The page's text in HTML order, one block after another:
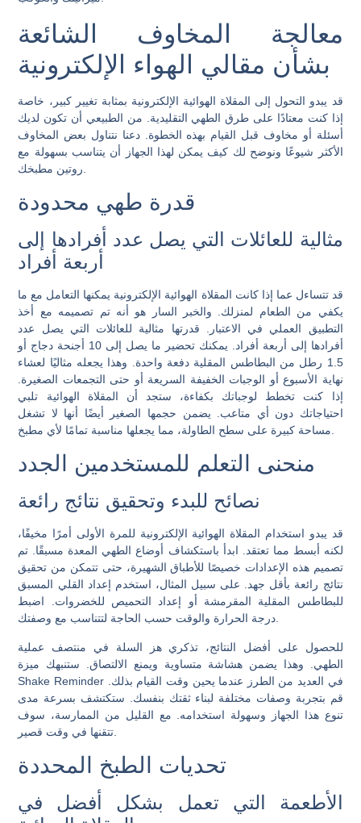
معالجة المخاوف الشائعة
بشأن مقالي الهواء الإلكترونية
قد يبدو التحول إلى المقلاة الهوائية الإلكترونية بمثابة تغيير كبير، خاصة
إذا كنت معتادًا على طرق الطهي التقليدية. من الطبيعي أن تكون لديك
أسئلة أو مخاوف قبل القيام بهذه الخطوة. دعنا نتناول بعض المخاوف
الأكثر شيوعًا ونوضح لك كيف يمكن لهذا الجهاز أن يتناسب بسهولة مع
قدرة طهي محدودة
مثالية للعائلات التي يصل عدد أفرادها إلى
أربعة أفراد
قد تتساءل عما إذا كانت المقلاة الهوائية الإلكترونية يمكنها التعامل مع ما
يكفي من الطعام لمنزلك. والخبر السار هو أنه تم تصميمه مع أخذ
التطبيق العملي في الاعتبار. قدرتها مثالية للعائلات التي يصل عدد
أفرادها إلى أربعة أفراد. يمكنك تحضير ما يصل إلى 10 أجنحة دجاج أو
1.5 رطل من البطاطس المقلية دفعة واحدة. وهذا يجعله مثاليًا لعشاء
نهاية الأسبوع أو الوجبات الخفيفة السريعة أو حتى التجمعات الصغيرة.
إذا كنت تخطط لوجباتك بكفاءة، ستجد أن المقلاة الهوائية تلبي
احتياجاتك دون أي متاعب. يضمن حجمها الصغير أيضًا أنها لا تشغل
منحنى التعلم للمستخدمين الجدد
نصائح للبدء وتحقيق نتائج رائعة
قد يبدو استخدام المقلاة الهوائية الإلكترونية للمرة الأولى أمرًا مخيفًا،
لكنه أبسط مما تعتقد. ابدأ باستكشاف أوضاع الطهي المعدة مسبقًا. تم
تصميم هذه الإعدادات خصيصًا للأطباق الشهيرة، حتى تتمكن من تحقيق
نتائج رائعة بأقل جهد. على سبيل المثال، استخدم إعداد القلي المسبق
للبطاطس المقلية المقرمشة أو إعداد التحميص للخضروات. اضبط
درجة الحرارة والوقت حسب الحاجة لتتناسب مع وصفتك.
للحصول على أفضل النتائج، تذكري هز السلة في منتصف عملية
الطهي. وهذا يضمن هشاشة متساوية ويمنع الالتصاق. ستنبهك ميزة
Shake Reminder في العديد من الطرز عندما يحين وقت القيام بذلك.
قم بتجربة وصفات مختلفة لبناء ثقتك بنفسك. ستكتشف بسرعة مدى
تنوع هذا الجهاز وسهولة استخدامه. مع القليل من الممارسة، سوف
تحديات الطبخ المحددة
الأطعمة التي تعمل بشكل أفضل في